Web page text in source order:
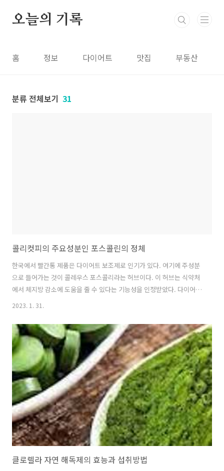
오늘의 기록
홈 정보 다이어트 맛집 부동산
분류 전체보기 31
콜리컷피의 주요성분인 포스콜린의 정체
한국에서 빨간통 제품은 다이어트 보조제로 인기가 있다. 여기에 주성분
으로 들어가는 것이 콜레우스 포스콜리라는 허브이다. 이 허브는 식약처
에서 체지방 감소에 도움을 줄 수 있다는 기능성을 인정받았다. 다이어트
를 하는 사람들은 이 성분을 주목하고 있다. 콜레우스 포스콜린은 고대
린이라는 성분이 지방을 분해시키는 효소인 리아파제를 활성화시킨다.
활성화된 리아파제가 지방의 분해와 대사를 촉진시키는 물질인 cAMP를
증가시켜 우리 몸의 체지방 감소에 도움을 주는 것으로 밝혀졌다. 목차
콜레우스 포스콜리의 유래 연구에서 밝혀진 포스콜린의 효능 포스콜린
의 체지방 분해 효과에 대해서 포스콜린성분의 부작용 콜레우스 포스콜
리의 유래 콜레우스 포스콜리는 고대 ..
2023. 1. 31.
클로렐라 자연 해독제의 효능과 섭취방법